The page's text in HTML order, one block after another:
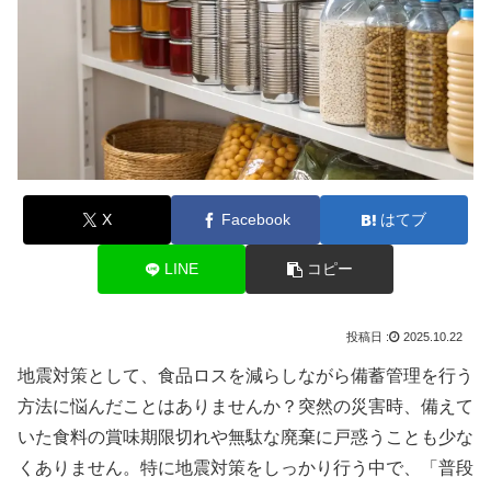
X Facebook はてブ
LINE コピー
2025.10.22
地震対策として、食品ロスを減らしながら備蓄管理を行う
方法に悩んだことはありませんか？突然の災害時、備えて
いた食料の賞味期限切れや無駄な廃棄に戸惑うことも少な
くありません。特に地震対策をしっかり行う中で、「普段